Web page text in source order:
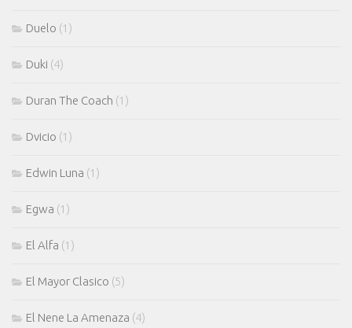
Duelo (1)
Duki (4)
Duran The Coach (1)
Dvicio (1)
Edwin Luna (1)
Egwa (1)
El Alfa (1)
El Mayor Clasico (5)
El Nene La Amenaza (4)